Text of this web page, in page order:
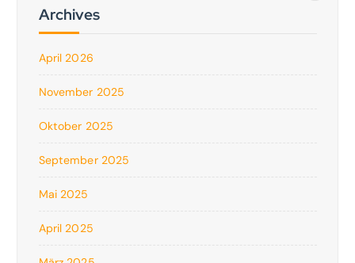
Archives
April 2026
November 2025
Oktober 2025
September 2025
Mai 2025
April 2025